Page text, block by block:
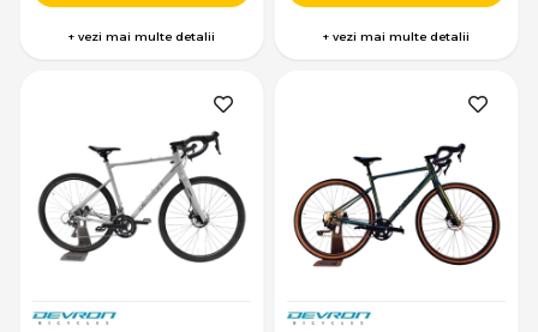
+ vezi mai multe detalii + vezi mai multe detalii